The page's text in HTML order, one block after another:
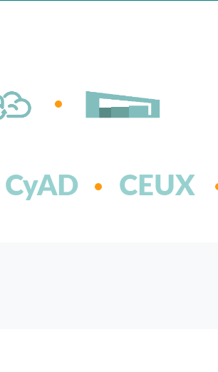
CyAD CEUX